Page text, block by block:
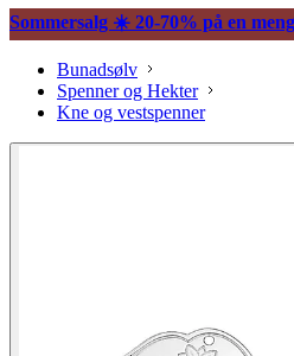
Sommersalg ☀️ 20-70% på en
Bunadsølv
Spenner og Hekter
Kne og vestspenner